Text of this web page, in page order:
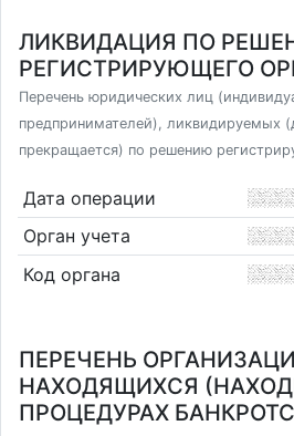
ЛИКВИДАЦИЯ ПО
РЕГИСТРИРУЮЩЕГО
Перечень юридических лиц
предпринимателей), ликвидируемых
прекращается) по решению
Дата операции
Орган учета
Код органа
ПЕРЕЧЕНЬ
НАХОДЯЩИХСЯ
ПРОЦЕДУРАХ